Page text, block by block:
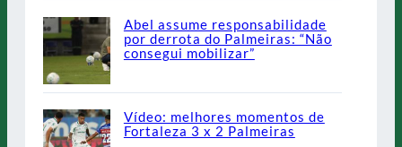
Abel assume responsabilidade
por derrota do Palmeiras: “Não
consegui mobilizar”
Vídeo: melhores momentos de
Fortaleza 3 x 2 Palmeiras